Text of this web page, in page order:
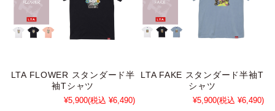
LTA FLOWER スタンダード半
袖Tシャツ
¥5,900(税込 ¥6,490)
LTA FAKE スタンダード半袖T
シャツ
¥5,900(税込 ¥6,490)